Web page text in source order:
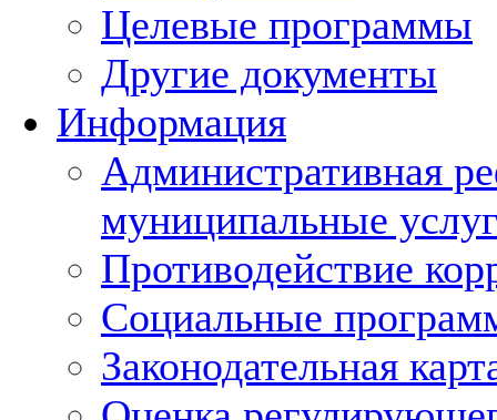
Целевые программы
Другие документы
Информация
Административная
муниципальные
Противодействие
Социальные
Законодательная